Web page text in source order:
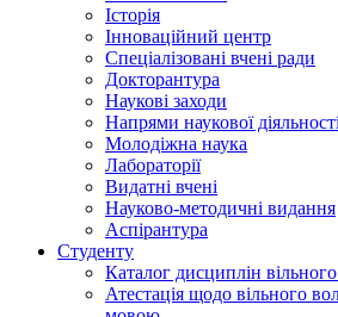
Історія
Інноваційний центр
Спеціалізовані вчені ради
Докторантура
Наукові заходи
Напрями наукової діяльності
Молодіжна наука
Лабораторії
Видатні вчені
Науково-методичні видання
Аспірантура
Студенту
Каталог дисциплін
Атестація щодо вільного